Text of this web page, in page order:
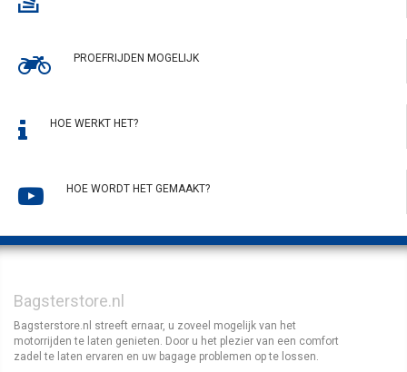
PROEFRIJDEN MOGELIJK
HOE WERKT HET?
HOE WORDT HET GEMAAKT?
Bagsterstore.nl
Bagsterstore.nl streeft ernaar, u zoveel mogelijk van het
motorrijden te laten genieten. Door u het plezier van een comfort
zadel te laten ervaren en uw bagage problemen op te lossen.